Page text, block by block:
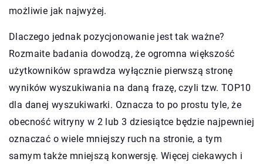
możliwie jak najwyżej.
Dlaczego jednak pozycjonowanie jest tak ważne?
Rozmaite badania dowodzą, że ogromna większość
użytkowników sprawdza wyłącznie pierwszą stronę
wyników wyszukiwania na daną frazę, czyli tzw. TOP10
dla danej wyszukiwarki. Oznacza to po prostu tyle, że
obecność witryny w 2 lub 3 dziesiątce będzie najpewniej
oznaczać o wiele mniejszy ruch na stronie, a tym
samym także mniejszą konwersję. Więcej ciekawych i